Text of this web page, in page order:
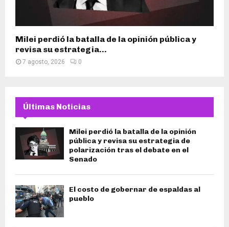
Milei perdió la batalla de la opinión pública y
revisa su estrategia...
7 agosto, 2026 0
Últimas Noticias
Milei perdió la batalla de la opinión
pública y revisa su estrategia de
polarización tras el debate en el
Senado
El costo de gobernar de espaldas al
pueblo